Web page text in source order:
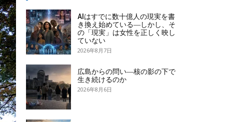
AIはすでに数十億人の現実を書
き換え始めている―しかし、そ
の「現実」は女性を正しく映し
ていない
2026年8月7日
広島からの問い―核の影の下で
生き続けるのか
2026年8月6日